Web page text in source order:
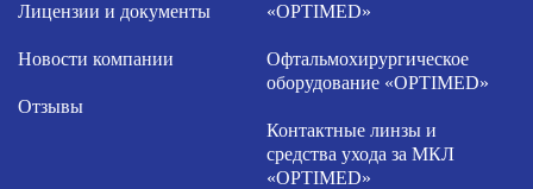
Лицензии и документы
Новости компании
Отзывы
«OPTIMED»
Офтальмохирургическое
оборудование «OPTIMED»
Контактные линзы и
средства ухода за МКЛ
«OPTIMED»